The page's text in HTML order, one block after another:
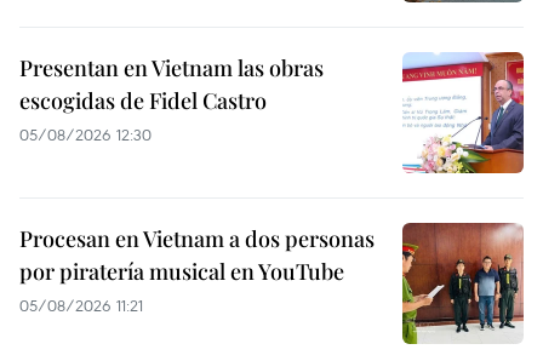
Presentan en Vietnam las obras
escogidas de Fidel Castro
05/08/2026 12:30
Procesan en Vietnam a dos personas
por piratería musical en YouTube
05/08/2026 11:21